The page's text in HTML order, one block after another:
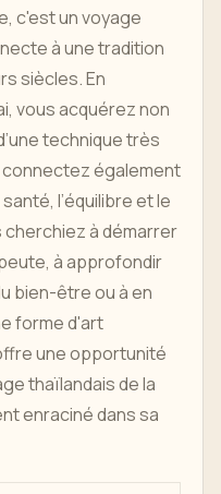
c'est un voyage
à une tradition
siècles. En
vous acquérez non
technique très
également
l’équilibre et le
à démarrer
à approfondir
bien-être ou à en
forme d'art
une opportunité
thaïlandais de la
enraciné dans sa